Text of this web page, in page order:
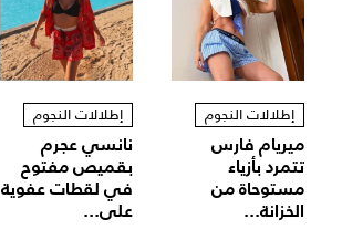
إطلالات النجوم
ميريام فارس
تتمرد بأزياء
مستوحاة من
الخزانة...
إطلالات النجوم
نانسي عجرم
بقميص مفتوح
في لقطات عفوية
على...